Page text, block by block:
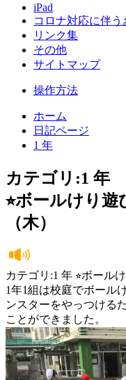
iPad
コロナ対応に伴う
リンク集
その他
サイトマップ
操作方法
ホーム
日記ページ
1 年
カテゴリ:1 年
⭐︎ボールけり遊
（木）
カテゴリ:1 年 ⭐︎ボール
1年1組は校庭でボール
ンスターをやっつける
ことができました。